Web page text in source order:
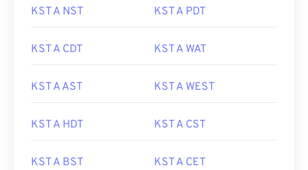
KST A NST KST A PDT
KST A CDT KST A WAT
KST A AST KST A WEST
KST A HDT KST A CST
KST A BST KST A CET